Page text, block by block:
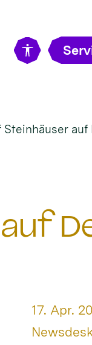
Datum:
17. Apr.
Von: